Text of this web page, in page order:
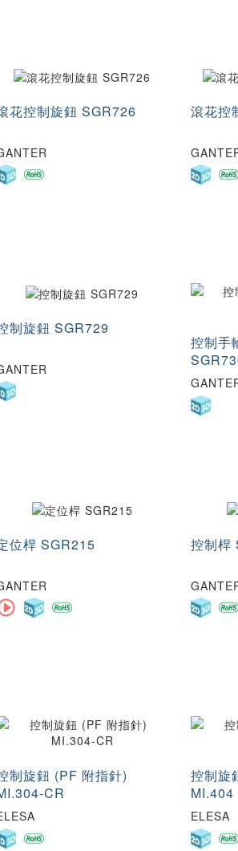
花控制旋鈕 SGR726 滾花控
制旋鈕 SGR729
控制手
位桿 SGR215 控制桿
制旋鈕 (PF 附指針)
CR
控制旋
MI.404
ELESA